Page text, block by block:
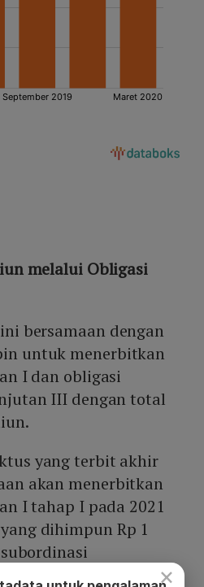
melalui Obligasi
bersamaan dengan
untuk menerbitkan
I dan obligasi
III dengan total
yang terbit akhir
akan menerbitkan
I tahap I pada 2021
dihimpun Rp 1
I pada 2021 Rp 1
×